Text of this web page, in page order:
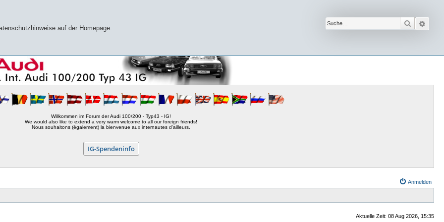
auf der Homepage:
Suche
Willkommen im Forum der Audi 100/200 - Typ43 - IG!
We would also like to extend a very warm welcome to all our foreign friends!
Nous souhaitons (également) la bienvenue aux internautes d'ailleurs.
IG-Spendeninfo
Anmelden
Aktuelle Zeit: 08 Aug 2026, 15:35